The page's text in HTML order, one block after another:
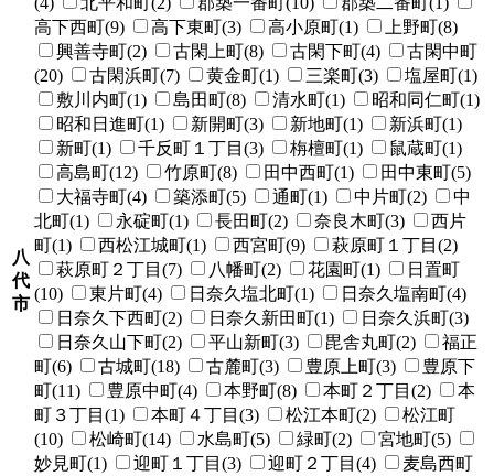
八
代
市
高下西町(9)
高下東町(3) 高小原町(1)
上野町(8)
興善寺町(2)
古閑上町(8) 古閑下町(4)
古閑中町
(20)
古閑浜町(7) 黄金町(1) 三楽町(3)
塩屋町(1)
敷川内町(1)
島田町(8) 清水町(1)
昭和同仁町(1)
昭和日進町(1)
新開町(3) 新地町(1)
新浜町(1)
新町(1)
千反町１丁目(3) 栴檀町(1)
鼠蔵町(1)
高島町(12)
竹原町(8) 田中西町(1)
田中東町(5)
大福寺町(4)
築添町(5) 通町(1) 中片町(2)
中
北町(1)
永碇町(1) 長田町(2) 奈良木町(3)
西片
町(1)
西松江城町(1) 西宮町(9)
萩原町１丁目(2)
萩原町２丁目(7)
八幡町(2) 花園町(1)
日置町
(10)
東片町(4) 日奈久塩北町(1)
日奈久塩南町(4)
日奈久下西町(2)
日奈久新田町(1)
日奈久浜町(3)
日奈久山下町(2)
平山新町(3) 毘舎丸町(2)
福正
町(6)
古城町(18) 古麓町(3) 豊原上町(3)
豊原下
町(11)
豊原中町(4) 本野町(8) 本町２丁目(2)
本
町３丁目(1)
本町４丁目(3) 松江本町(2)
松江町
(10)
松崎町(14) 水島町(5) 緑町(2)
宮地町(5)
妙見町(1)
迎町１丁目(3) 迎町２丁目(4)
麦島西町